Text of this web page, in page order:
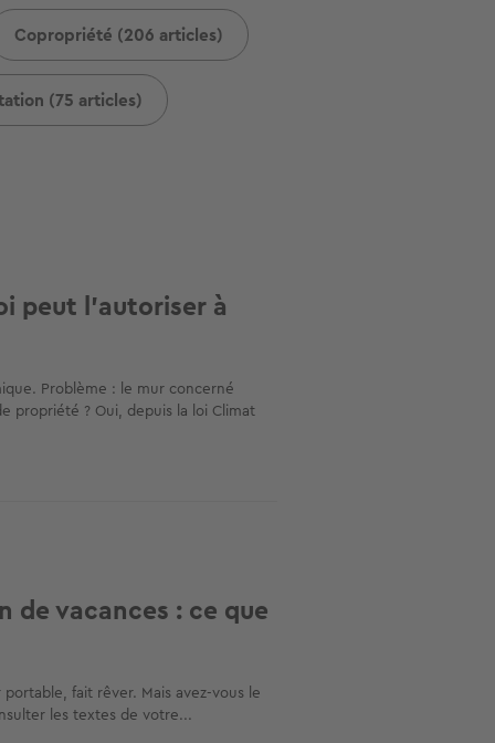
Copropriété (206 articles)
(75 articles)
peut l'autoriser à
Problème : le mur concerné
propriété ? Oui, depuis la loi Climat
vacances : ce que
fait rêver. Mais avez-vous le
les textes de votre...